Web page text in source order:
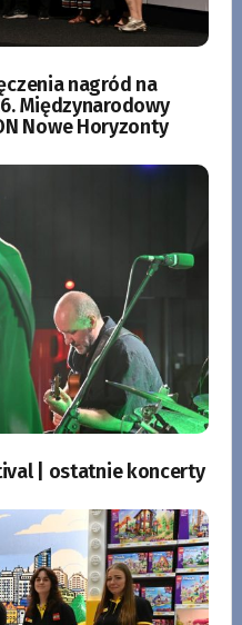
nagród na
Międzynarodowy
Nowe Horyzonty
| ostatnie koncerty